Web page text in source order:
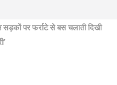
सड़कों पर फर्राटे से बस चलाती दिखी